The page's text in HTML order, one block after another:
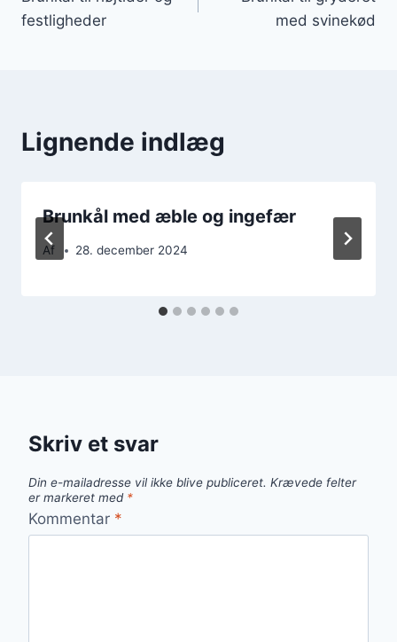
festligheder
med svinekød
Lignende indlæg
Brunkål med æble og ingefær
Af 28. december 2024
Skriv et svar
Din e-mailadresse vil ikke blive publiceret. Krævede felter
er markeret med *
Kommentar *